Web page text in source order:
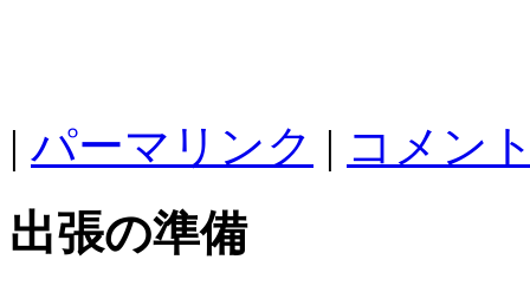
| パーマリンク | コメン
出張の準備